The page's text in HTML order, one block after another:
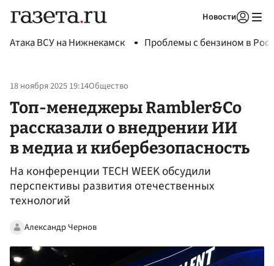
Новости
Атака ВСУ на Нижнекамск Проблемы с бензином в
18 ноября 2025 19:14Общество
Топ-менеджеры Rambler&Co
рассказали о внедрении ИИ
в медиа и кибербезопасность
На конференции TECH WEEK обсудили
перспективы развития отечественных
технологий
Александр Чернов